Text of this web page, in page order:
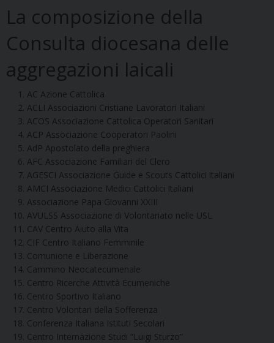
La composizione della
Consulta diocesana delle
aggregazioni laicali
AC Azione Cattolica
ACLI Associazioni Cristiane Lavoratori Italiani
ACOS Associazione Cattolica Operatori Sanitari
ACP Associazione Cooperatori Paolini
AdP Apostolato della preghiera
AFC Associazione Familiari del Clero
AGESCI Associazione Guide e Scouts Cattolici italiani
AMCI Associazione Medici Cattolici Italiani
Associazione Papa Giovanni XXIII
AVULSS Associazione di Volontariato nelle USL
CAV Centro Aiuto alla Vita
CIF Centro Italiano Femminile
Comunione e Liberazione
Cammino Neocatecumenale
Centro Ricerche Attività Ecumeniche
Centro Sportivo Italiano
Centro Volontari della Sofferenza
Conferenza Italiana Istituti Secolari
Centro Internazione Studi “Luigi Sturzo”